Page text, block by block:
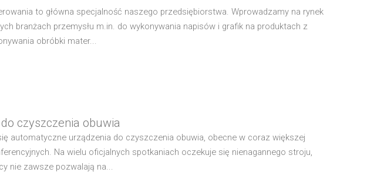
to główna specjalność naszego przedsiębiorstwa. Wprowadzamy na rynek
branżach przemysłu m.in. do wykonywania napisów i grafik na produktach z
obróbki mater...
czyszczenia obuwia
automatyczne urządzenia do czyszczenia obuwia, obecne w coraz większej
Na wielu oficjalnych spotkaniach oczekuje się nienagannego stroju,
nie zawsze pozwalają na...